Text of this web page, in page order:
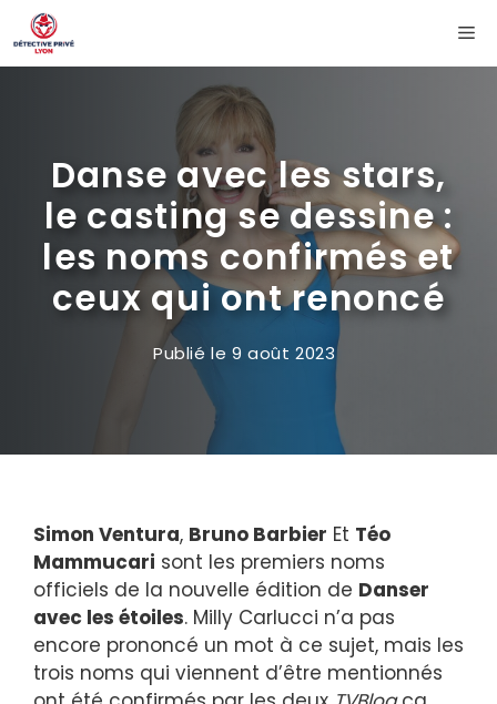
Aller
au
contenu
Danse avec les stars,
le casting se dessine :
les noms confirmés et
ceux qui ont renoncé
Publié le 9 août 2023
Simon Ventura, Bruno Barbier Et Téo
Mammucari sont les premiers noms
officiels de la nouvelle édition de Danser
avec les étoiles. Milly Carlucci n’a pas
encore prononcé un mot à ce sujet, mais les
trois noms qui viennent d’être mentionnés